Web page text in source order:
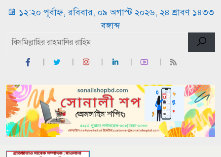
১২:২০ পূর্বাহ্ন, রবিবার, ০৯ অগাস্ট ২০২৬, ২৪ শ্রাবণ ১৪৩৩
বঙ্গাব্দ